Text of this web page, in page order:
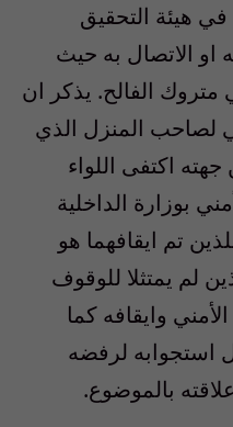
هيئة التحقيق
او الاتصال به حيث
الفالح. يذكر ان
لصاحب المنزل الذي
اكتفى اللواء
بوزارة الداخلية
تم ايقافهما هو
لم يمتثلا للوقوف
وايقافه كما
استجوابه لرفضه
بالموضوع.